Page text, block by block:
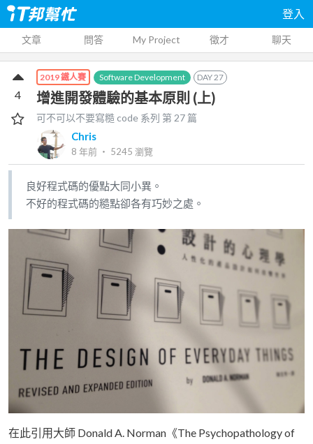
登入
文章 問答 My Project 徵才 聊天
2019 鐵人賽 Software Development DAY27
增進開發體驗的基本原則 (上)
可不可以不要寫糙 code 系列 第27 篇
Chris
8 年前 ‧ 5245 瀏覽
4
良好程式碼的優點大同小異。
不好的程式碼的糙點卻各有巧妙之處。
在此引用大師 Donald A. Norman《The Psychopathology of